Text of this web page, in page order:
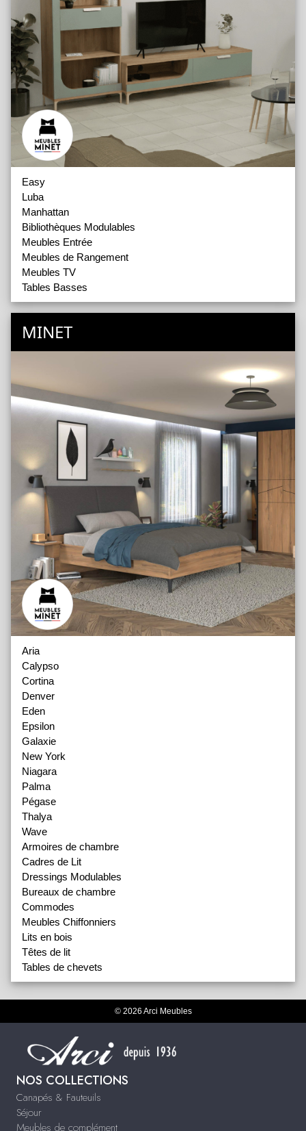
Easy
Luba
Manhattan
Bibliothèques Modulables
Meubles Entrée
Meubles de Rangement
Meubles TV
Tables Basses
MINET
Aria
Calypso
Cortina
Denver
Eden
Epsilon
Galaxie
New York
Niagara
Palma
Pégase
Thalya
Wave
Armoires de chambre
Cadres de Lit
Dressings Modulables
Bureaux de chambre
Commodes
Meubles Chiffonniers
Lits en bois
Têtes de lit
Tables de chevets
© 2026 Arci Meubles
NOS COLLECTIONS
Canapés & Fauteuils
Séjour
Meubles de complément